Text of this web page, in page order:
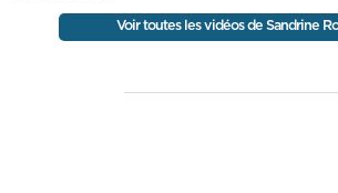
Voir toutes les vidéos de Sandrine